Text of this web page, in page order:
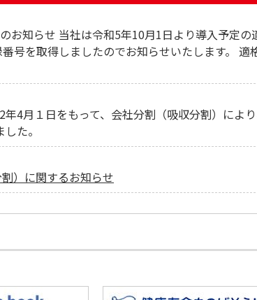
お知らせ 当社は令和5年10月1日より導入予定
号を取得しましたのでお知らせいたします。
4月１日をもって、会社分割（吸収分割）によ
た。
）に関するお知らせ